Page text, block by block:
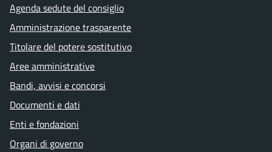
Agenda sedute del consiglio
Amministrazione trasparente
Titolare del potere sostitutivo
Aree amministrative
Bandi, avvisi e concorsi
Documenti e dati
Enti e fondazioni
Organi di governo